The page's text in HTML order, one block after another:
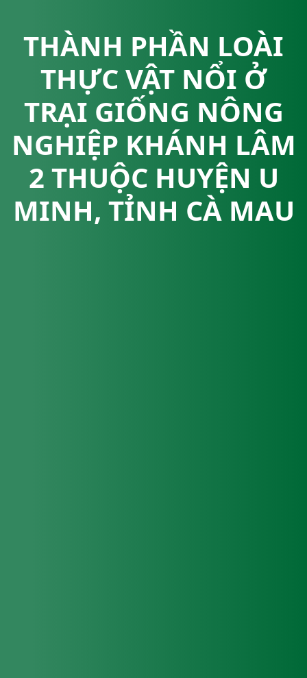
THÀNH PHẦN LOÀI
THỰC VẬT NỔI Ở
TRẠI GIỐNG NÔNG
NGHIỆP KHÁNH LÂM
2 THUỘC HUYỆN U
MINH, TỈNH CÀ MAU